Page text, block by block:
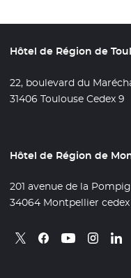
Hôtel de Région de
22, boulevard du
31406 Toulouse Cedex 9
Hôtel de Région de
201 avenue de la
34064 Montpellier
Retrouvez nous sur X
- Nouvelle fenêtre
Retrouvez nous sur
- Nouvelle fenêtre
Retrouvez
- Nouvelle
- -